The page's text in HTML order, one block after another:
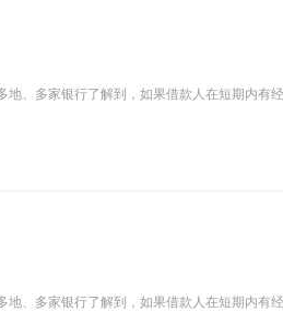
、多家银行了解到，如果借款人在短期内有
、多家银行了解到，如果借款人在短期内有